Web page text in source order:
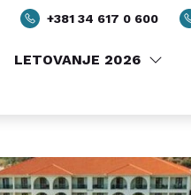
LETOVANJE 2026
+381 34 617 0 600
GALERIJA